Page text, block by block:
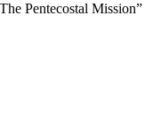
Pentecostal Mission”